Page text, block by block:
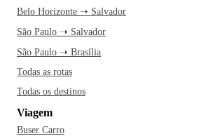
Belo Horizonte ➝ Salvador
São Paulo ➝ Salvador
São Paulo ➝ Brasília
Todas as rotas
Todas os destinos
Viagem
Buser Carro